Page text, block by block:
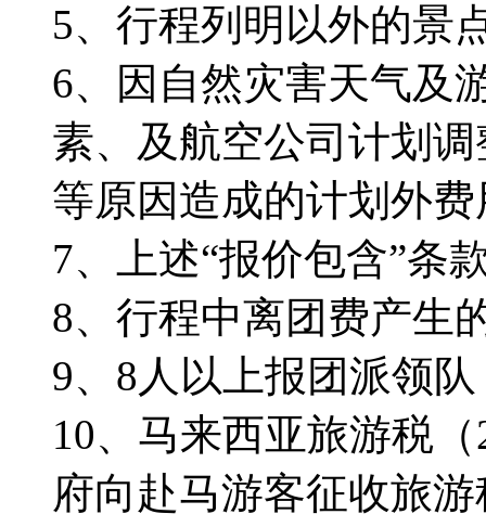
5、行程列明以外的景
6、因自然灾害天气及
素、及航空公司计划
等原因造成的计划外费
7、上述“报价包含”条
8、行程中离团费产生
9、8人以上报团派领队
10、马来西亚旅游税
府向赴马游客征收旅